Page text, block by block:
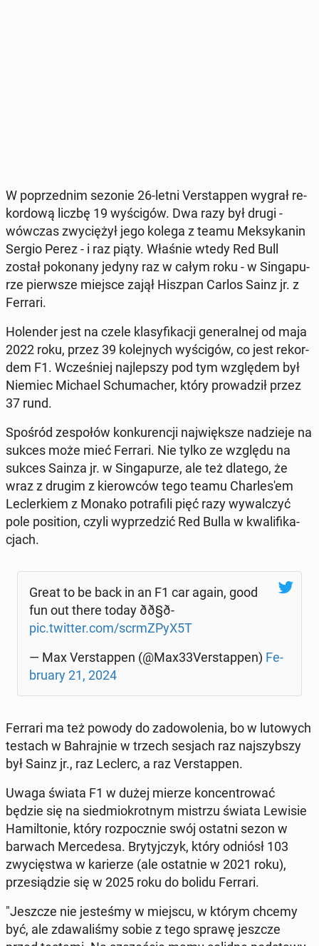
W po­przed­nim sezonie 26-letni Ver­stap­pen wygrał re­
kor­do­wą liczbę 19 wy­ści­gów. Dwa razy był drugi -
wówczas zwy­cię­żył jego kolega z teamu Mek­sy­ka­nin
Sergio Perez - i raz piąty. Właśnie wtedy Red Bull
został po­ko­na­ny jedyny raz w całym roku - w Sin­ga­pu­
rze pierw­sze miejsce zajął Hiszpan Carlos Sainz jr. z
Ferrari.
Ho­len­der jest na czele kla­sy­fi­ka­cji ge­ne­ral­nej od maja
2022 roku, przez 39 ko­lej­nych wy­ści­gów, co jest re­kor­
dem F1. Wcze­śniej naj­lep­szy pod tym wzglę­dem był
Niemiec Michael Schu­ma­cher, który pro­wa­dził przez
37 rund.
Spośród ze­spo­łów kon­ku­ren­cji naj­więk­sze na­dzie­je na
sukces może mieć Ferrari. Nie tylko ze względu na
sukces Sainza jr. w Sin­ga­pu­rze, ale też dlatego, że
wraz z drugim z kie­row­ców tego teamu Char­le­s'em
Lec­ler­kiem z Monako po­tra­fi­li pięć razy wy­wal­czyć
pole po­si­tion, czyli wy­prze­dzić Red Bulla w kwa­li­fi­ka­
cjach.
Great to be back in an F1 car again, good
fun out there today ðð§ð­
pic.twitter.com/scrmZ­PyX5T
— Max Ver­stap­pen (@Max33Ver­stap­pen) Fe­
bru­ary 21, 2024
Ferrari ma też powody do za­do­wo­le­nia, bo w lu­to­wych
testach w Bah­raj­nie w trzech sesjach raz naj­szyb­szy
był Sainz jr., raz Leclerc, a raz Ver­stap­pen.
Uwaga świata F1 w dużej mierze kon­cen­tro­wać
będzie się na sied­mio­krot­nym mistrzu świata Lewisie
Ha­mil­to­nie, który roz­pocz­nie swój ostatni sezon w
barwach Mer­ce­de­sa. Bry­tyj­czyk, który odniósł 103
zwy­cię­stwa w ka­rie­rze (ale ostat­nie w 2021 roku),
prze­sią­dzie się w 2025 roku do bolidu Ferrari.
"Jeszcze nie je­ste­śmy w miejscu, w którym chcemy
być, ale zda­wa­li­śmy sobie z tego sprawę jeszcze